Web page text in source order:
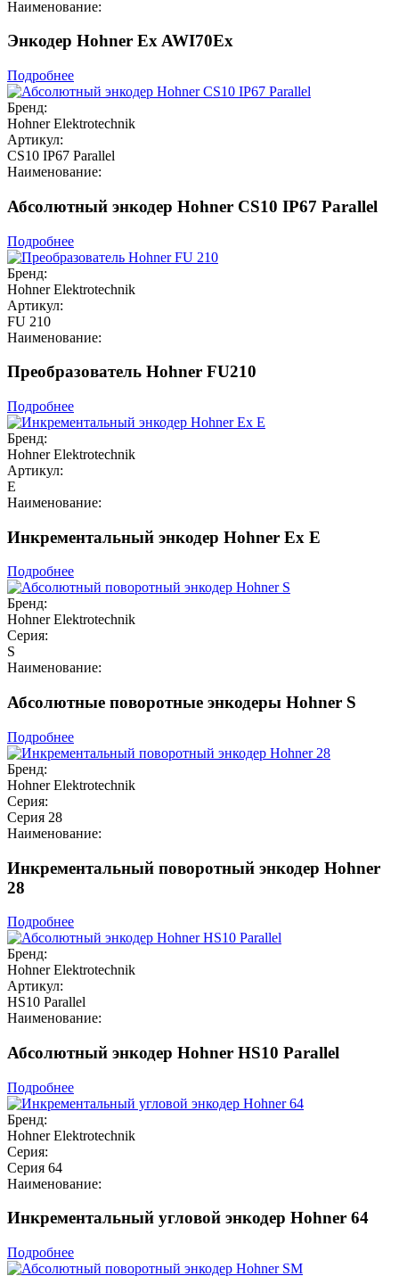
Наименование:
Энкодер Hohner Ex AWI70Ex
Подробнее
Бренд:
Hohner Elektrotechnik
Артикул:
CS10 IP67 Parallel
Наименование:
Абсолютный энкодер Hohner CS10 IP67 Parallel
Подробнее
Бренд:
Hohner Elektrotechnik
Артикул:
FU 210
Наименование:
Преобразователь Hohner FU210
Подробнее
Бренд:
Hohner Elektrotechnik
Артикул:
E
Наименование:
Инкрементальный энкодер Hohner Ex E
Подробнее
Бренд:
Hohner Elektrotechnik
Серия:
S
Наименование:
Абсолютные поворотные энкодеры Hohner S
Подробнее
Бренд:
Hohner Elektrotechnik
Серия:
Серия 28
Наименование:
Инкрементальный поворотный энкодер Hohner
28
Подробнее
Бренд:
Hohner Elektrotechnik
Артикул:
HS10 Parallel
Наименование:
Абсолютный энкодер Hohner HS10 Parallel
Подробнее
Бренд:
Hohner Elektrotechnik
Серия:
Серия 64
Наименование:
Инкрементальный угловой энкодер Hohner 64
Подробнее